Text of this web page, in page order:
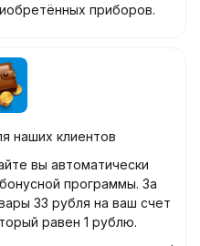
приборов.
наших клиентов
вы автоматически
программы. За
33 рубля на ваш счет
равен 1 рублю.